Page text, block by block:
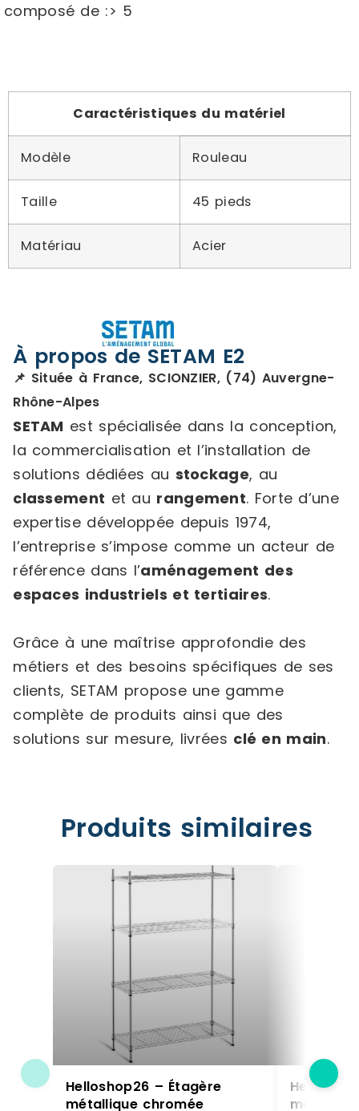
composé de :> 5
Caractéristiques du matériel
Modèle Rouleau
Taille 45 pieds
Matériau Acier
À propos de SETAM E2
📌 Située à France, SCIONZIER, (74) Auvergne-
Rhône-Alpes
SETAM est spécialisée dans la conception,
la commercialisation et l’installation de
solutions dédiées au stockage, au
classement et au rangement. Forte d’une
expertise développée depuis 1974,
l’entreprise s’impose comme un acteur de
référence dans l’aménagement des
espaces industriels et tertiaires.
Grâce à une maîtrise approfondie des
métiers et des besoins spécifiques de ses
clients, SETAM propose une gamme
complète de produits ainsi que des
solutions sur mesure, livrées clé en main.
Produits similaires
Helloshop26 – Étagère
métallique chromée